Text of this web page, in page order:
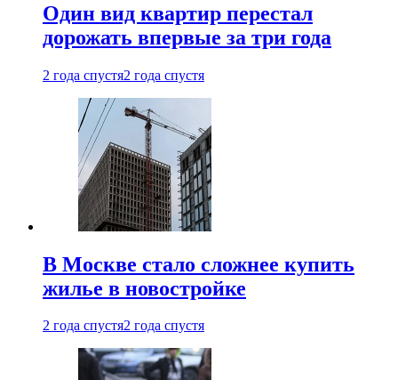
Один вид квартир перестал
дорожать впервые за три года
2 года спустя2 года спустя
В Москве стало сложнее купить
жилье в новостройке
2 года спустя2 года спустя